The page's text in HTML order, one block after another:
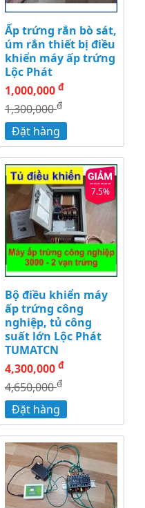
Ấp trứng rắn bò sát,
úm rắn thiết bị điều
khiển máy ấp trứng
Lộc Phát
1,000,000 đ
1,300,000đ
Đặt hàng
7.5%
Bộ điều khiển máy
ấp trứng công
nghiệp, tủ công
suất lớn Lộc Phát
TUMATCN
4,300,000 đ
4,650,000đ
Đặt hàng